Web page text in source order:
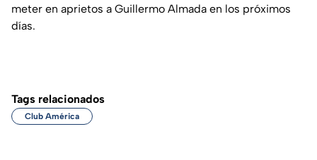
meter en aprietos a Guillermo Almada en los próximos
días.
Tags relacionados
Club América